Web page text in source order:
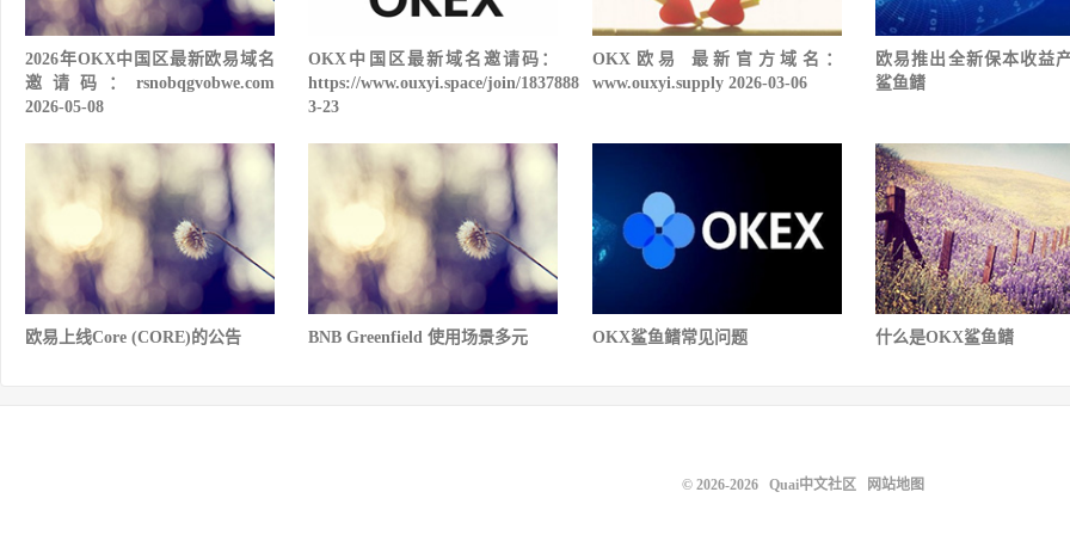
2026年OKX中国区最新欧易域名
邀请码：rsnobqgvobwe.com
2026-05-08
OKX中国区最新域名邀请码：
https://www.ouxyi.space/join/1837888
3-23
OKX欧易 最新官方域名：
www.ouxyi.supply 2026-03-06
欧易推出全新保本收
鲨鱼鳍
欧易上线Core (CORE)的公告 BNB Greenfield 使用场景多元 OKX鲨鱼鳍常见问题 什么是OKX鲨鱼鳍
© 2026-2026 Quai中文社区 网站地图